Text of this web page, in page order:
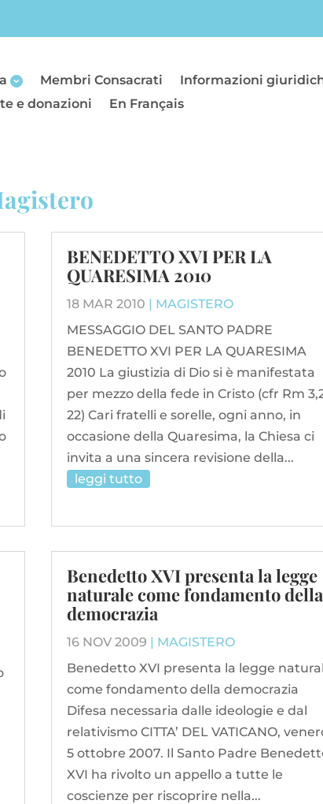
Membri Consacrati
Informazioni
e donazioni
En Français
BENEDETTO XVI PER LA
QUARESIMA 2010
18 MAR 2010 | MAGISTERO
MESSAGGIO DEL SANTO PADRE
BENEDETTO XVI PER LA QUARESIMA
2010 La giustizia di Dio si è manifestata
per mezzo della fede in Cristo (cfr Rm
22) Cari fratelli e sorelle, ogni anno, in
occasione della Quaresima, la Chiesa ci
invita a una sincera revisione della...
leggi tutto
Benedetto XVI presenta la legge
naturale come fondamento della
democrazia
16 NOV 2009 | MAGISTERO
Benedetto XVI presenta la legge
come fondamento della democrazia
Difesa necessaria dalle ideologie e dal
relativismo CITTA’ DEL VATICANO,
5 ottobre 2007. Il Santo Padre
XVI ha rivolto un appello a tutte le
coscienze per riscoprire nella...